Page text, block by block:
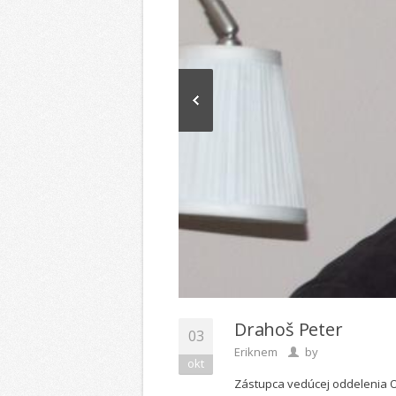
03
okt
Drahoš Peter
by
Eriknem
Zástupca vedúcej oddelenia